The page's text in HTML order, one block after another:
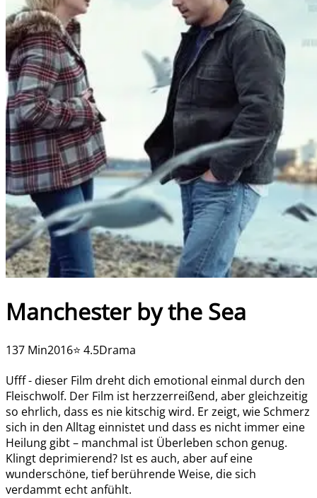
Manchester by the Sea
137 Min2016⭐ 4.5Drama
Ufff - dieser Film dreht dich emotional einmal durch den
Fleischwolf. Der Film ist herzzerreißend, aber gleichzeitig
so ehrlich, dass es nie kitschig wird. Er zeigt, wie Schmerz
sich in den Alltag einnistet und dass es nicht immer eine
Heilung gibt – manchmal ist Überleben schon genug.
Klingt deprimierend? Ist es auch, aber auf eine
wunderschöne, tief berührende Weise, die sich
verdammt echt anfühlt.